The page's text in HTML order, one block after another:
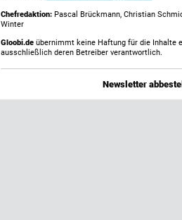
Chefredaktion: Pascal Brückmann, Christian
Winter
Gloobi.de übernimmt keine Haftung für die Inhalte
ausschließlich deren Betreiber verantwortlich.
Newsletter